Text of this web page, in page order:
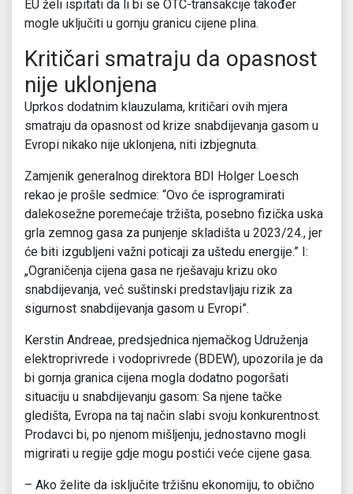
EU želi ispitati da li bi se OTC-transakcije također
mogle uključiti u gornju granicu cijene plina.
Kritičari smatraju da opasnost
nije uklonjena
Uprkos dodatnim klauzulama, kritičari ovih mjera
smatraju da opasnost od krize snabdijevanja gasom u
Evropi nikako nije uklonjena, niti izbjegnuta.
Zamjenik generalnog direktora BDI Holger Loesch
rekao je prošle sedmice: “Ovo će isprogramirati
dalekosežne poremećaje tržišta, posebno fizička uska
grla zemnog gasa za punjenje skladišta u 2023/24., jer
će biti izgubljeni važni poticaji za uštedu energije.” I:
„Ograničenja cijena gasa ne rješavaju krizu oko
snabdijevanja, već suštinski predstavljaju rizik za
sigurnost snabdijevanja gasom u Evropi”.
Kerstin Andreae, predsjednica njemačkog Udruženja
elektroprivrede i vodoprivrede (BDEW), upozorila je da
bi gornja granica cijena mogla dodatno pogoršati
situaciju u snabdijevanju gasom: Sa njene tačke
gledišta, Evropa na taj način slabi svoju konkurentnost.
Prodavci bi, po njenom mišljenju, jednostavno mogli
migrirati u regije gdje mogu postići veće cijene gasa.
– Ako želite da isključite tržišnu ekonomiju, to obično